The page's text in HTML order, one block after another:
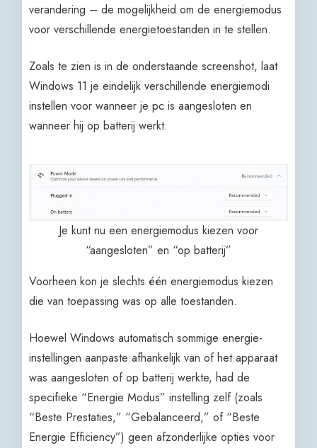
verandering – de mogelijkheid om de energiemodus
voor verschillende energietoestanden in te stellen.
Zoals te zien is in de onderstaande screenshot, laat
Windows 11 je eindelijk verschillende energiemodi
instellen voor wanneer je pc is aangesloten en
wanneer hij op batterij werkt.
Je kunt nu een energiemodus kiezen voor
“aangesloten” en “op batterij”
Voorheen kon je slechts één energiemodus kiezen
die van toepassing was op alle toestanden.
Hoewel Windows automatisch sommige energie-
instellingen aanpaste afhankelijk van of het apparaat
was aangesloten of op batterij werkte, had de
specifieke “Energie Modus” instelling zelf (zoals
“Beste Prestaties,” “Gebalanceerd,” of “Beste
Energie Efficiency”) geen afzonderlijke opties voor